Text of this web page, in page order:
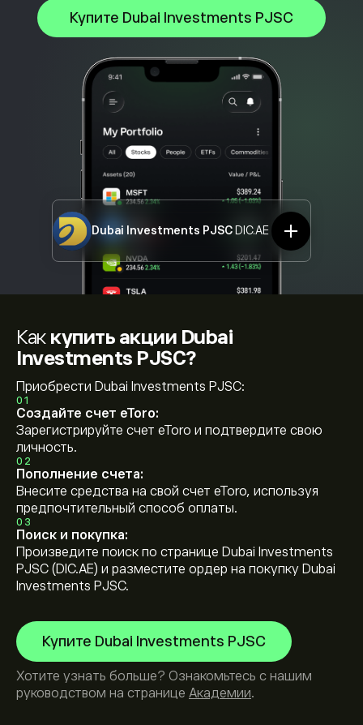
Купите Dubai Investments PJSC
Dubai Investments PJSC DIC.AE
Как купить акции Dubai
Investments PJSC?
Приобрести Dubai Investments PJSC:
01
Создайте счет eToro:
Зарегистрируйте счет eToro и подтвердите свою
личность.
02
Пополнение счета:
Внесите средства на свой счет eToro, используя
предпочтительный способ оплаты.
03
Поиск и покупка:
Произведите поиск по странице Dubai Investments
PJSC (DIC.AE) и разместите ордер на покупку Dubai
Investments PJSC.
Купите Dubai Investments PJSC
Хотите узнать больше? Ознакомьтесь с нашим
руководством на странице Академии.